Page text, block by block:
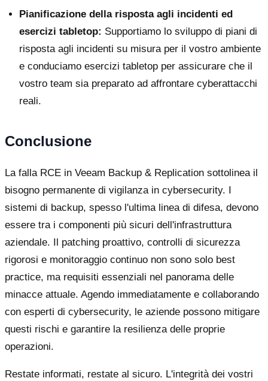
Pianificazione della risposta agli incidenti ed
esercizi tabletop: Supportiamo lo sviluppo di piani di
risposta agli incidenti su misura per il vostro ambiente
e conduciamo esercizi tabletop per assicurare che il
vostro team sia preparato ad affrontare cyberattacchi
reali.
Conclusione
La falla RCE in Veeam Backup & Replication sottolinea il
bisogno permanente di vigilanza in cybersecurity. I
sistemi di backup, spesso l'ultima linea di difesa, devono
essere tra i componenti più sicuri dell'infrastruttura
aziendale. Il patching proattivo, controlli di sicurezza
rigorosi e monitoraggio continuo non sono solo best
practice, ma requisiti essenziali nel panorama delle
minacce attuale. Agendo immediatamente e collaborando
con esperti di cybersecurity, le aziende possono mitigare
questi rischi e garantire la resilienza delle proprie
operazioni.
Restate informati, restate al sicuro. L'integrità dei vostri